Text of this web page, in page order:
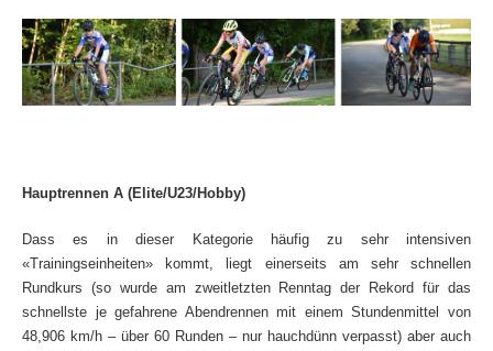
Hauptrennen A (Elite/U23/Hobby)
Dass es in dieser Kategorie häufig zu sehr intensiven
«Trainingseinheiten» kommt, liegt einerseits am sehr schnellen
Rundkurs (so wurde am zweitletzten Renntag der Rekord für das
schnellste je gefahrene Abendrennen mit einem Stundenmittel von
48,906 km/h – über 60 Runden – nur hauchdünn verpasst) aber auch